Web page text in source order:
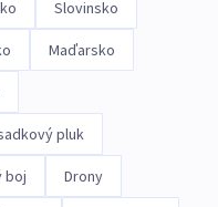
Slovinsko
Maďarsko
pluk
boj Drony